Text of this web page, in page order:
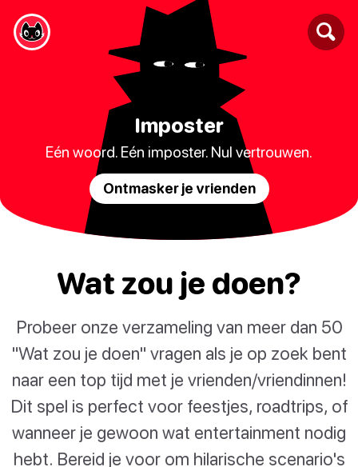
Imposter
Eén woord. Eén imposter. Nul vertrouwen.
Ontmasker je vrienden
Wat zou je doen?
Probeer onze verzameling van meer dan 50
"Wat zou je doen" vragen als je op zoek bent
naar een top tijd met je vrienden/vriendinnen!
Dit spel is perfect voor feestjes, roadtrips, of
wanneer je gewoon wat entertainment nodig
hebt. Bereid je voor om hilarische scenario's